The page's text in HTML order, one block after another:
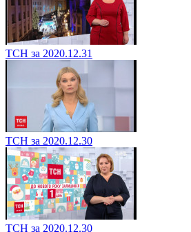
ТСН за 2020.12.31
ТСН за 2020.12.30
ТСН за 2020.12.30